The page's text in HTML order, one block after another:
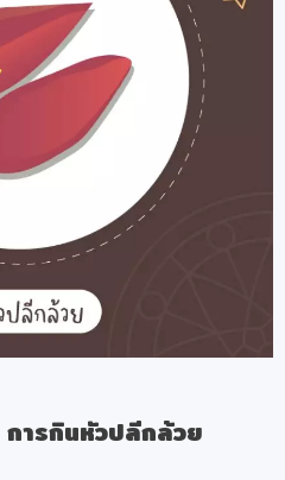
การกินหัวปลีกล้วย